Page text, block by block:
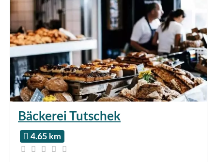
Bäckerei Tutschek
4.65 km